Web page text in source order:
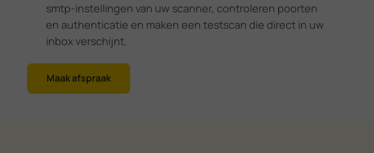
smtp-instellingen van uw scanner, controleren poorten
en authenticatie en maken een testscan die direct in uw
inbox verschijnt.
Maak afspraak